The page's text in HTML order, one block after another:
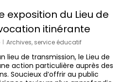
exposition du Lieu de
itinérante
Archives, service éducatif
lieu de transmission, le Lieu de
action particulière auprès des
Soucieux d’offrir au public